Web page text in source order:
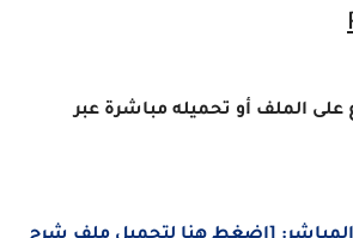
على الملف أو تحميله مباشرة عبر